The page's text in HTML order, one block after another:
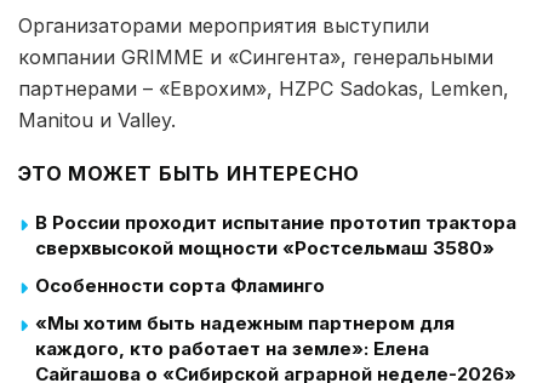
Организаторами мероприятия выступили
компании GRIMME и «Сингента», генеральными
партнерами – «Еврохим», HZPC Sadokas, Lemken,
Manitou и Valley.
ЭТО МОЖЕТ БЫТЬ ИНТЕРЕСНО
В России проходит испытание прототип трактора
сверхвысокой мощности «Ростсельмаш 3580»
Особенности сорта Фламинго
«Мы хотим быть надежным партнером для
каждого, кто работает на земле»: Елена
Сайгашова о «Сибирской аграрной неделе-2026»